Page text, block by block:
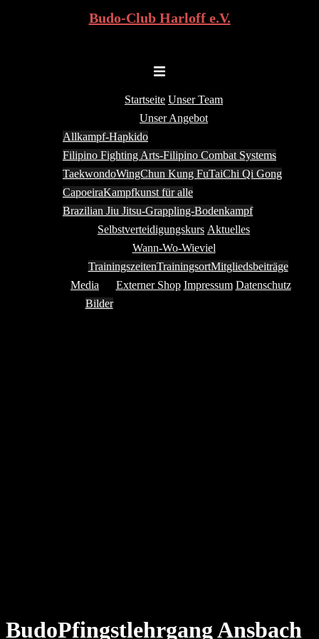
Budo-Club Harloff e.V.
Menü
Startseite Unser Team
Unser Angebot
Allkampf-Hapkido
Filipino Fighting Arts-Filipino Combat Systems
TaekwondoWingChun Kung FuTaiChi Qi Gong
CapoeiraKampfkunst für alle
Brazilian Jiu Jitsu-Grappling-Bodenkampf
Selbstverteidigungskurs Aktuelles
Wann-Wo-Wieviel
TrainingszeitenTrainingsortMitgliedsbeiträge
Media
Bilder
Externer Shop Impressum Datenschutz
BudoPfingstlehrgang Ansbach